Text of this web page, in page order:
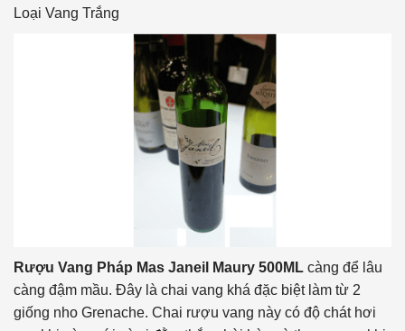
Loại Vang Trắng
Rượu Vang Pháp Mas Janeil Maury 500ML càng để lâu
càng đậm mầu. Đây là chai vang khá đặc biệt làm từ 2
giống nho Grenache. Chai rượu vang này có độ chát hơi